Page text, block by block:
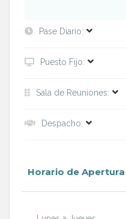
Pase Diario:
Puesto Fijo:
Sala de Reuniones:
Despacho:
Horario de Apertura